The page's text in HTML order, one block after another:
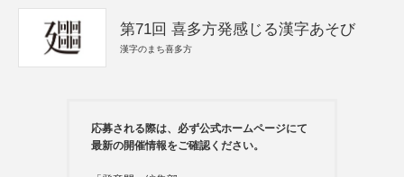
第71回 喜多方発感じる漢字あそび
漢字のまち喜多方
応募される際は、必ず公式ホームページにて
最新の開催情報をご確認ください。